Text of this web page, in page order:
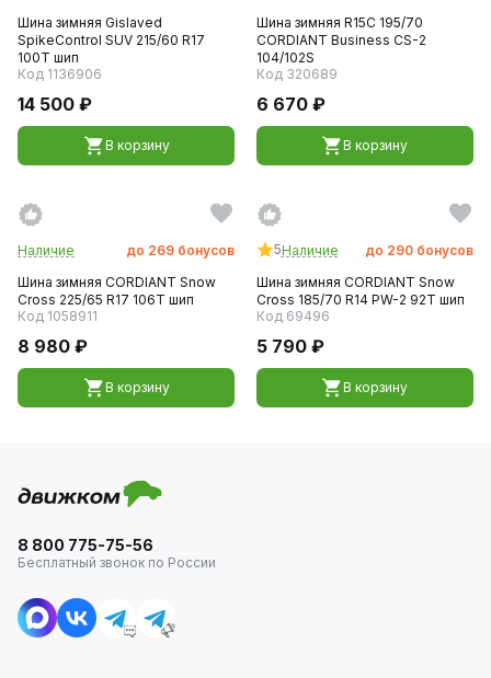
Шина зимняя Gislaved
SpikeControl SUV 215/60 R17
100T шип
Код 1136906
14 500 ₽
В корзину
Шина зимняя R15C 195/70
CORDIANT Business CS-2
104/102S
Код 320689
6 670 ₽
В корзину
Наличие до 269 бонусов
Шина зимняя CORDIANT Snow
Cross 225/65 R17 106T шип
Код 1058911
8 980 ₽
В корзину
5Наличие до 290 бонусов
Шина зимняя CORDIANT Snow
Сross 185/70 R14 PW-2 92T шип
Код 69496
5 790 ₽
В корзину
8 800 775-75-56
Бесплатный звонок по России